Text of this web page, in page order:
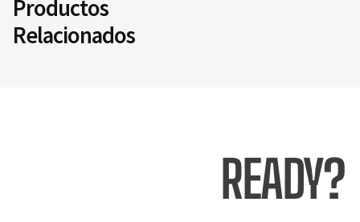
Productos
Relacionados
READY?